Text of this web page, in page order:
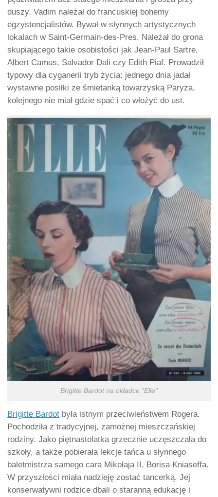
duszy. Vadim należał do francuskiej bohemy
egzystencjalistów. Bywał w słynnych artystycznych
lokalach w Saint-Germain-des-Pres. Należał do grona
skupiającego takie osobistości jak Jean-Paul Sartre,
Albert Camus, Salvador Dali czy Edith Piaf. Prowadził
typowy dla cyganerii tryb życia: jednego dnia jadał
wystawne posiłki ze śmietanką towarzyską Paryża,
kolejnego nie miał gdzie spać i co włożyć do ust.
Brigitte Bardot na okładce “Elle”
Brigitte Bardot była istnym przeciwieństwem Rogera.
Pochodziła z tradycyjnej, zamożnej mieszczańskiej
rodziny. Jako piętnastolatka grzecznie uczęszczała do
szkoły, a także pobierała lekcje tańca u słynnego
baletmistrza samego cara Mikołaja II, Borisa Kniaseffa.
W przyszłości miała nadzieję zostać tancerką. Jej
konserwatywni rodzice dbali o staranną edukację i